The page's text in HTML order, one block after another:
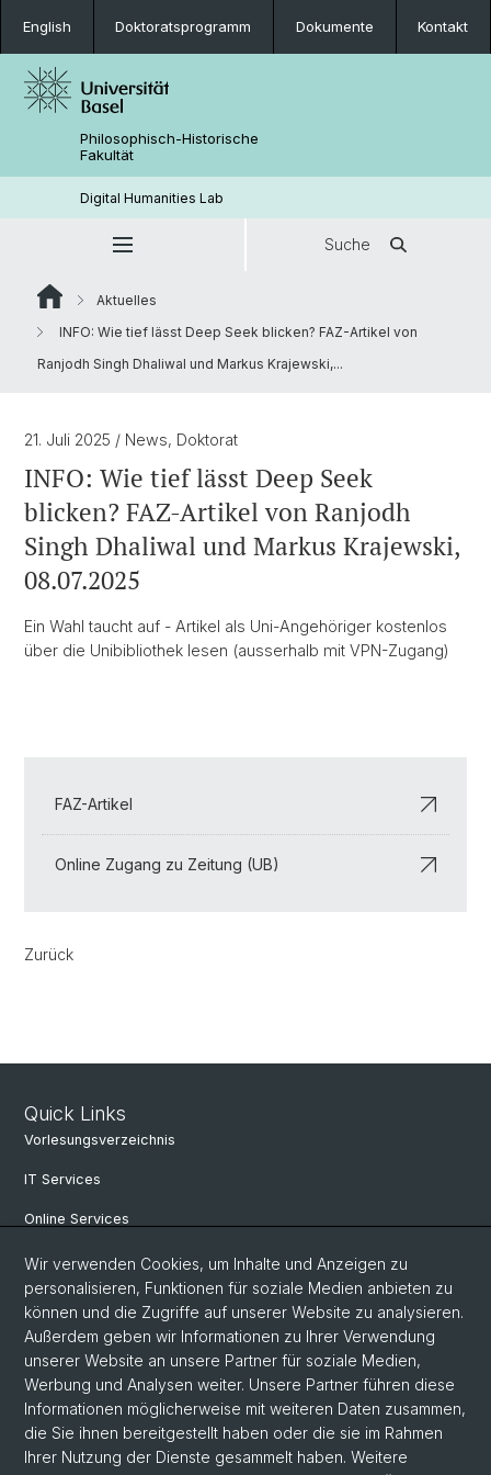
English Doktoratsprogramm Dokumente Kontakt
Philosophisch-Historische
Fakultät
Digital Humanities Lab
Suche
Aktuelles
INFO: Wie tief lässt Deep Seek blicken? FAZ-Artikel von
Ranjodh Singh Dhaliwal und Markus Krajewski,...
21. Juli 2025 / News, Doktorat
INFO: Wie tief lässt Deep Seek
blicken? FAZ-Artikel von Ranjodh
Singh Dhaliwal und Markus Krajewski,
08.07.2025
Ein Wahl taucht auf - Artikel als Uni-Angehöriger kostenlos
über die Unibibliothek lesen (ausserhalb mit VPN-Zugang)
FAZ-Artikel
Online Zugang zu Zeitung (UB)
Zurück
Quick Links
Vorlesungsverzeichnis
IT Services
Online Services
Personensuche
PhD Programm
Dokumente & Links
News & Events
© Universität Basel
Wir verwenden Cookies, um Inhalte und Anzeigen zu
personalisieren, Funktionen für soziale Medien anbieten zu
können und die Zugriffe auf unserer Website zu analysieren.
Außerdem geben wir Informationen zu Ihrer Verwendung
unserer Website an unsere Partner für soziale Medien,
Werbung und Analysen weiter. Unsere Partner führen diese
Informationen möglicherweise mit weiteren Daten zusammen,
die Sie ihnen bereitgestellt haben oder die sie im Rahmen
Ihrer Nutzung der Dienste gesammelt haben. Weitere